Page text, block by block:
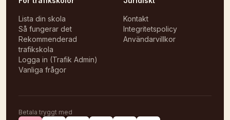
Lista din skola
Så fungerar det
Rekommenderad
trafikskola
Logga in (Trafik Admin)
Vanliga frågor
Kontakt
Integritetspolicy
Användarvillkor
Betala tryggt med